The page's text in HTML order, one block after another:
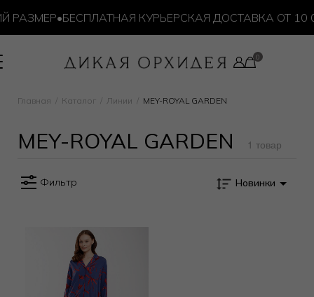
РАЗМЕР•БЕСПЛАТНАЯ КУРЬЕРСКАЯ ДОСТАВКА ОТ 10
Главная Каталог Линии MEY-ROYAL GARDEN
MEY-ROYAL GARDEN 1 товар
Фильтр Новинки